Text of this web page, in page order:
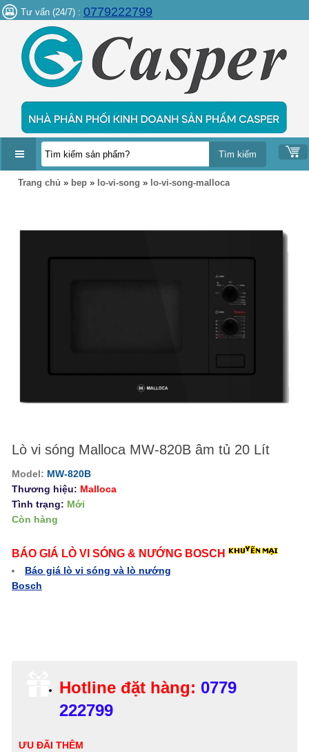
Tư vấn (24/7) : 0779222799
DANH
Trang chủ » bep » lo-vi-song » lo-vi-song-malloca
Lò vi sóng Malloca MW-820B âm tủ 20 Lít
Model: MW-820B
Thương hiệu: Malloca
Tình trạng: Mới
Còn hàng
BÁO GIÁ LÒ VI SÓNG & NƯỚNG BOSCH
Báo giá lò vi sóng và lò nướng
Bosch
Hotline đặt hàng: 0779
222799
ƯU ĐÃI THÊM